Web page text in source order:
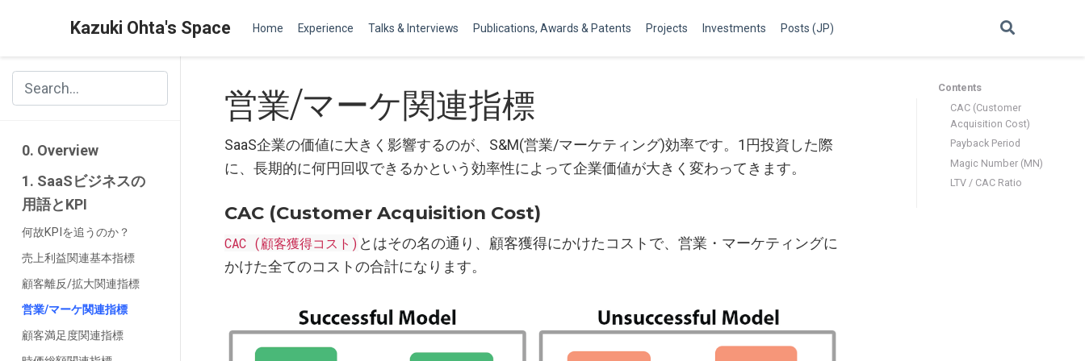
Kazuki Ohta's Space Home Experience Talks & Interviews Publications, Awards & Patents Projects Investments Posts (JP)
0. Overview
1. SaaSビジネスの
用語とKPI
何故KPIを追うのか？
売上利益関連基本指標
顧客離反/拡大関連指標
営業/マーケ関連指標
顧客満足度関連指標
Contents
CAC (Customer
Acquisition Cost)
Payback Period
Magic Number (MN)
LTV / CAC Ratio
営業/マーケ関連指標
SaaS企業の価値に大きく影響するのが、S&M(営業/マーケティング)効率です。1円投資した際
に、長期的に何円回収できるかという効率性によって企業価値が大きく変わってきます。
CAC (Customer Acquisition Cost)
CAC (顧客獲得コスト) とはその名の通り、顧客獲得にかけたコストで、営業・マーケティングに
かけた全てのコストの合計になります。